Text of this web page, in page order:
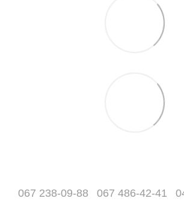
067 238-09-88 067 486-42-41